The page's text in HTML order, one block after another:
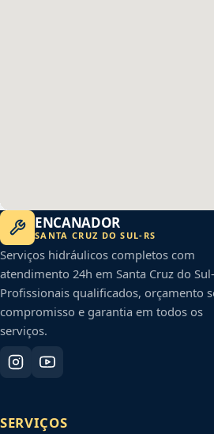
ENCANADOR
SANTA CRUZ DO SUL- RS
Serviços hidráulicos completos com
atendimento 24h em Santa Cruz do Sul-
Profissionais qualificados, orçamento
compromisso e garantia em todos os
serviços.
SERVIÇOS